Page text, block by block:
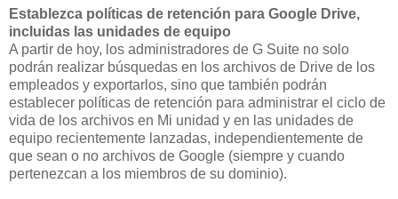
Establezca políticas de retención para Google Drive,
incluidas las unidades de equipo
A partir de hoy, los administradores de G Suite no solo
podrán realizar búsquedas en los archivos de Drive de los
empleados y exportarlos, sino que también podrán
establecer políticas de retención para administrar el ciclo de
vida de los archivos en Mi unidad y en las unidades de
equipo recientemente lanzadas, independientemente de
que sean o no archivos de Google (siempre y cuando
pertenezcan a los miembros de su dominio).